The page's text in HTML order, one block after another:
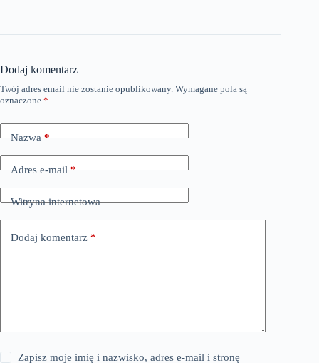
Dodaj komentarz
Twój adres email nie zostanie opublikowany. Wymagane pola są
oznaczone *
Nazwa*
Adres e-mail*
Witryna internetowa
Dodaj komentarz *
Zapisz moje imię i nazwisko, adres e-mail i stronę